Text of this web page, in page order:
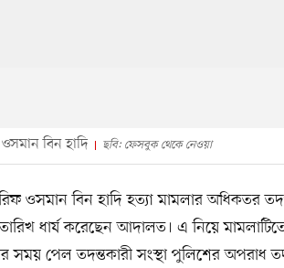
বিন হাদি ছবি: ফেসবুক থেকে নেওয়া
ওসমান বিন হাদি হত্যা মামলার অধিকতর
ধার্য করেছেন আদালত। এ নিয়ে
সময় পেল তদন্তকারী সংস্থা পুলিশের অপরাধ